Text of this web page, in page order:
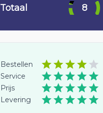
Totaal 8
Bestellen
Service
Prijs
Levering